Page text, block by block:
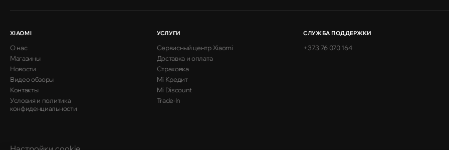
XIAOMI
О нас
Магазины
Новости
Видео обзоры
Контакты
Условия и политика
конфиденциальности
УСЛУГИ
Сервисный центр Xiaomi
Доставка и оплата
Страховка
Mi Кредит
Mi Discount
Trade-In
СЛУЖБА ПОДДЕРЖКИ
+373 76 070 164